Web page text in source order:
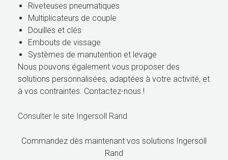
Riveteuses pneumatiques
Multiplicateurs de couple
Douilles et clés
Embouts de vissage
Systèmes de manutention et levage
Nous pouvons également vous proposer des
solutions personnalisées, adaptées à votre activité, et
à vos contraintes. Contactez-nous !
Consulter le site Ingersoll Rand
Commandez dès maintenant vos solutions Ingersoll
Rand